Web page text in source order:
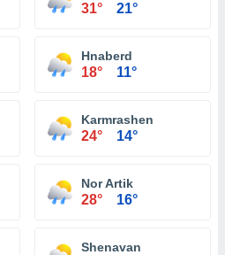
31° 21°
Hnaberd
18° 11°
Karmrashen
24° 14°
Nor Artik
28° 16°
Shenavan